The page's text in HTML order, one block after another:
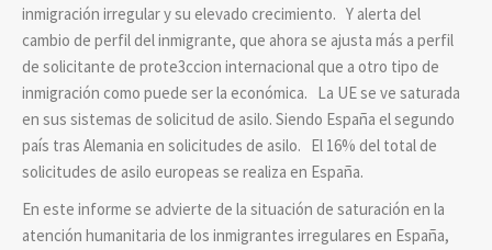
inmigración irregular y su elevado crecimiento. Y alerta del
cambio de perfil del inmigrante, que ahora se ajusta más a perfil
de solicitante de prote3ccion internacional que a otro tipo de
inmigración como puede ser la económica. La UE se ve saturada
en sus sistemas de solicitud de asilo. Siendo España el segundo
país tras Alemania en solicitudes de asilo. El 16% del total de
solicitudes de asilo europeas se realiza en España.
En este informe se advierte de la situación de saturación en la
atención humanitaria de los inmigrantes irregulares en España,